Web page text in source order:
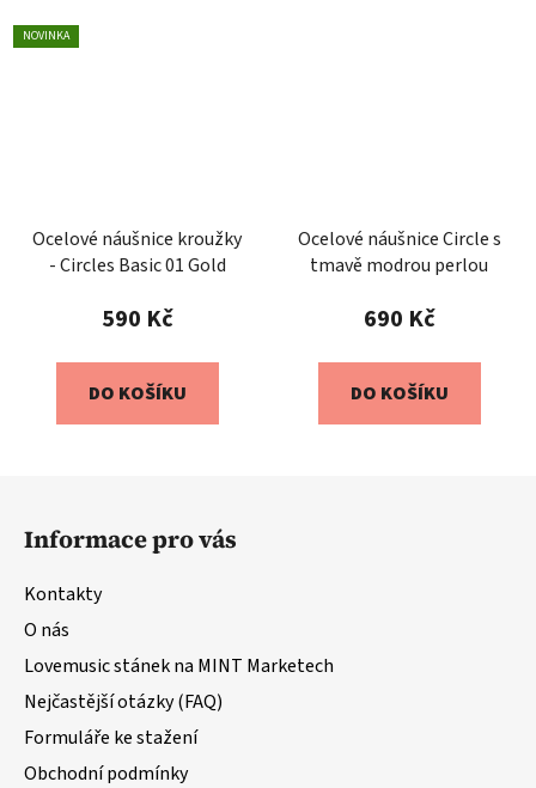
NOVINKA
Ocelové náušnice kroužky
- Circles Basic 01 Gold
590 Kč
DO KOŠÍKU
Ocelové náušnice Circle s
tmavě modrou perlou
690 Kč
DO KOŠÍKU
Informace pro vás
Kontakty
O nás
Lovemusic stánek na MINT Marketech
Nejčastější otázky (FAQ)
Formuláře ke stažení
Obchodní podmínky